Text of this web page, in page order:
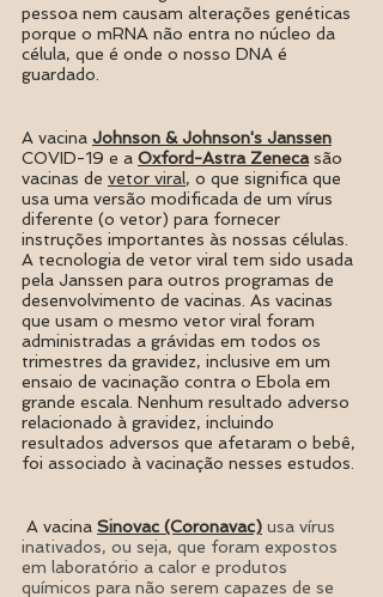
pessoa nem causam alterações genéticas
porque o mRNA não entra no núcleo da
célula, que é onde o nosso DNA é
guardado.
A vacina Johnson & Johnson's Janssen
COVID-19 e a Oxford-Astra Zeneca são
vacinas de vetor viral, o que significa que
usa uma versão modificada de um vírus
diferente (o vetor) para fornecer
instruções importantes às nossas células.
A tecnologia de vetor viral tem sido usada
pela Janssen para outros programas de
desenvolvimento de vacinas. As vacinas
que usam o mesmo vetor viral foram
administradas a grávidas em todos os
trimestres da gravidez, inclusive em um
ensaio de vacinação contra o Ebola em
grande escala. Nenhum resultado adverso
relacionado à gravidez, incluindo
resultados adversos que afetaram o bebê,
foi associado à vacinação nesses estudos.
A vacina Sinovac (Coronavac) usa vírus
inativados, ou seja, que foram expostos
em laboratório a calor e produtos
químicos para não serem capazes de se